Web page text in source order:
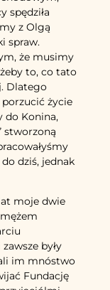
spędziła
z Olgą
spraw.
że musimy
to, co tato
Dlatego
porzucić życie
do Konina,
stworzoną
dziś, jednak
moje dwie
były
im mnóstwo
Fundację